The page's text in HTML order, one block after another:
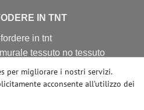
IN TNT
in tnt
tessuto no tessuto
da parati tnt
fodere
per migliorare i nostri servizi.
acconsente all’utilizzo dei